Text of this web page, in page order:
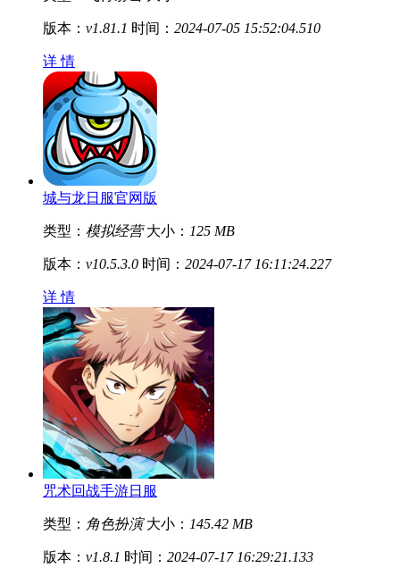
版本： v1.81.1 时间： 2024-07-05 15:52:04.510
详 情
城与龙日服官网版
类型： 模拟经营 大小： 125 MB
版本： v10.5.3.0 时间： 2024-07-17 16:11:24.227
详 情
咒术回战手游日服
类型： 角色扮演 大小： 145.42 MB
版本： v1.8.1 时间： 2024-07-17 16:29:21.133